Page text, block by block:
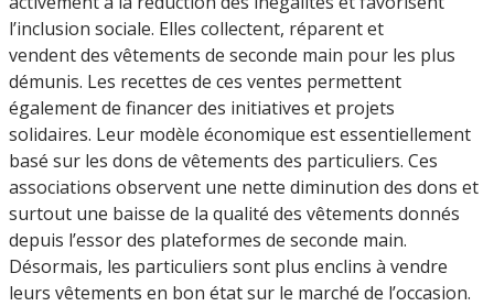
l’inclusion sociale. Elles collectent, réparent et
vendent des vêtements de seconde main pour les plus
démunis. Les recettes de ces ventes permettent
également de financer des initiatives et projets
solidaires. Leur modèle économique est essentiellement
basé sur les dons de vêtements des particuliers. Ces
associations observent une nette diminution des dons et
surtout une baisse de la qualité des vêtements donnés
depuis l’essor des plateformes de seconde main.
Désormais, les particuliers sont plus enclins à vendre
leurs vêtements en bon état sur le marché de l’occasion.